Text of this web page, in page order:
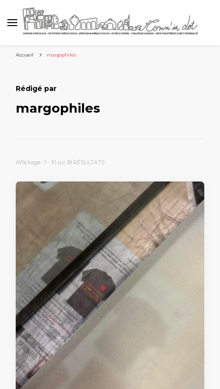
Accueil margophiles
Rédigé par
margophiles
Affichage : 1 - 10 sur 18 RÉSULTATS